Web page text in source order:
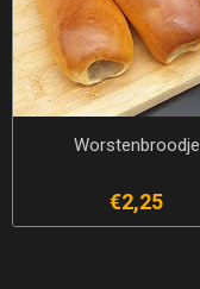
Worstenbroodje
€2,25